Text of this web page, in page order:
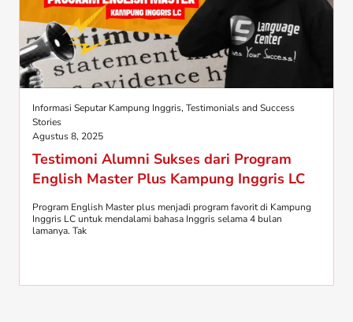
Informasi Seputar Kampung Inggris, Testimonials and Success
Stories
Agustus 8, 2025
Testimoni Alumni Sukses dari Program
English Master Plus Kampung Inggris LC
Program English Master plus menjadi program favorit di Kampung
Inggris LC untuk mendalami bahasa Inggris selama 4 bulan
lamanya. Tak